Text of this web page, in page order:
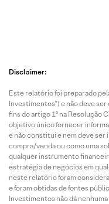
Disclaimer:
Este relatório foi preparado
Investimentos”) e não deve
fins do artigo 1º na Resolução
objetivo único fornecer
e não constitui e nem deve
compra/venda ou como uma
qualquer instrumento
estratégia de negócios em
neste relatório foram
e foram obtidas de fontes
Investimentos não dá